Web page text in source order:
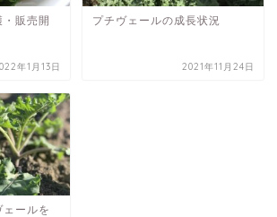
販売開
年1月13日
プチヴェールの成長状況
2021年11月24日
ールを